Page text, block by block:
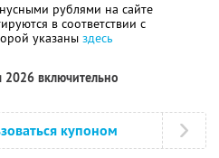
рублями на сайте
в соответствии с
указаны здесь
2026 включительно
купоном